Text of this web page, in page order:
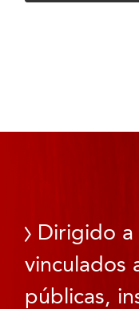
Dirigido a
vinculados
públicas,